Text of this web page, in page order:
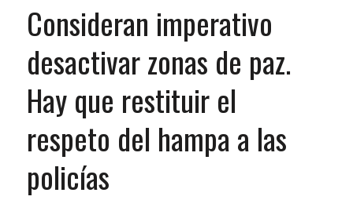
Consideran imperativo
desactivar zonas de paz.
Hay que restituir el
respeto del hampa a las
policías